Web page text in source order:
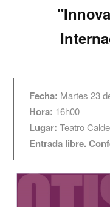
Fecha: Martes 23
Hora: 16h00
Lugar: Teatro
Entrada libre.